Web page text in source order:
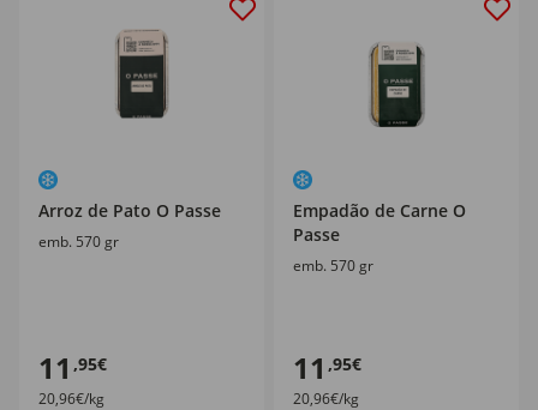
Arroz de Pato O Passe
emb. 570 gr
11 ,95€
20,96€/kg
Empadão de Carne O
Passe
emb. 570 gr
11 ,95€
20,96€/kg